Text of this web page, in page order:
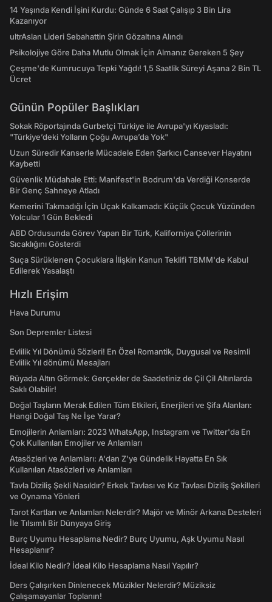
14 Yaşında Kendi İşini Kurdu: Günde 6 Saat Çalışıp 3 Bin Lira
Kazanıyor
ultrAslan Lideri Sebahattin Şirin Gözaltına Alındı
Psikolojiye Göre Daha Mutlu Olmak İçin Almanız Gereken 5 Şey
Çeşme'de Kumrucuya Tepki Yağdı! 1,5 Saatlik Süreyi Aşana 2 Bin TL
Ücret
Günün Popüler Başlıkları
Sokak Röportajında Gurbetçi Türkiye ile Avrupa'yı Kıyasladı:
"Türkiye’deki Yolların Çoğu Avrupa’da Yok"
Uzun Süredir Kanserle Mücadele Eden Şarkıcı Cansever Hayatını
Kaybetti
Güvenlik Müdahale Etti: Manifest'in Bodrum'da Verdiği Konserde
Bir Genç Sahneye Atladı
Kemerini Takmadığı İçin Uçak Kalkamadı: Küçük Çocuk Yüzünden
Yolcular 1 Gün Bekledi
ABD Ordusunda Görev Yapan Bir Türk, Kaliforniya Çöllerinin
Sıcaklığını Gösterdi
Suça Sürüklenen Çocuklara İlişkin Kanun Teklifi TBMM'de Kabul
Edilerek Yasalaştı
Hızlı Erişim
Hava Durumu
Son Depremler Listesi
Evlilik Yıl Dönümü Sözleri! En Özel Romantik, Duygusal ve Resimli
Evlilik Yıl dönümü Mesajları
Rüyada Altın Görmek: Gerçekler de Saadetiniz de Çil Çil Altınlarda
Saklı Olabilir!
Doğal Taşların Merak Edilen Tüm Etkileri, Enerjileri ve Şifa Alanları:
Hangi Doğal Taş Ne İşe Yarar?
Emojilerin Anlamları: 2023 WhatsApp, Instagram ve Twitter'da En
Çok Kullanılan Emojiler ve Anlamları
Atasözleri ve Anlamları: A'dan Z'ye Gündelik Hayatta En Sık
Kullanılan Atasözleri ve Anlamları
Tavla Diziliş Şekli Nasıldır? Erkek Tavlası ve Kız Tavlası Diziliş Şekilleri
ve Oynama Yönleri
Tarot Kartları ve Anlamları Nelerdir? Majör ve Minör Arkana Desteleri
İle Tılsımlı Bir Dünyaya Giriş
Burç Uyumu Hesaplama Nedir? Burç Uyumu, Aşk Uyumu Nasıl
Hesaplanır?
İdeal Kilo Nedir? İdeal Kilo Hesaplama Nasıl Yapılır?
Ders Çalışırken Dinlenecek Müzikler Nelerdir? Müziksiz
Çalışamayanlar Toplanın!